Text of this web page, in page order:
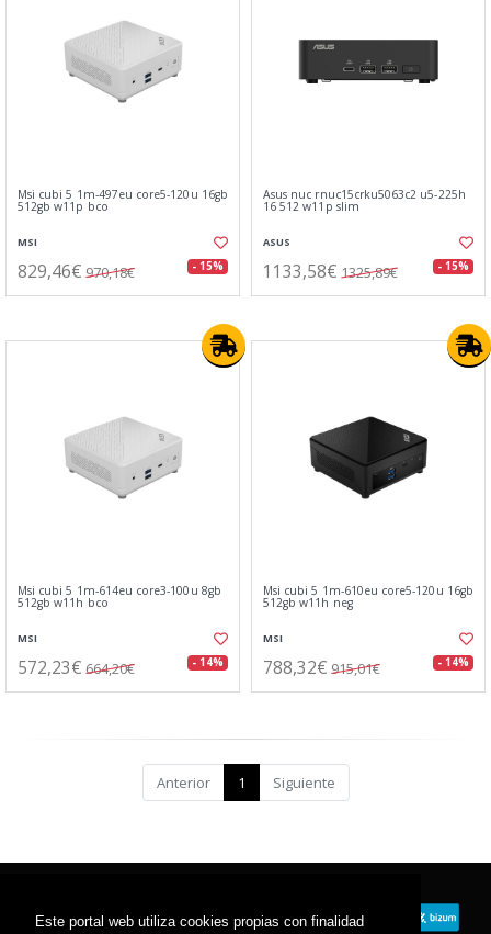
Este portal web utiliza cookies propias con finalidad
Msi cubi 5 1m-497eu core5-120u 16gb
512gb w11p bco
MSI
829,46€ 970,18€ - 15%
Asus nuc rnuc15crku5063c2 u5-225h
16 512 w11p slim
ASUS
1133,58€ 1325,89€ - 15%
Msi cubi 5 1m-614eu core3-100u 8gb
512gb w11h bco
MSI
572,23€ 664,20€ - 14%
Msi cubi 5 1m-610eu core5-120u 16gb
512gb w11h neg
MSI
788,32€ 915,01€ - 14%
Anterior 1 Siguiente